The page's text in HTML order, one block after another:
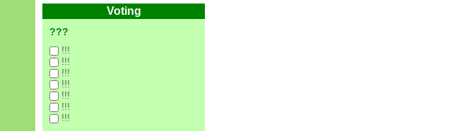
Voting
???
!!!
!!!
!!!
!!!
!!!
!!!
!!!